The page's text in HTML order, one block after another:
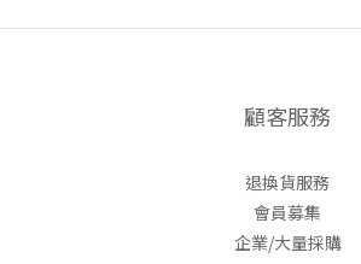
顧客服務
退換貨服務
會員募集
企業/大量採購